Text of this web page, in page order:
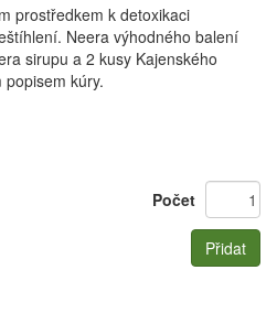
prostředkem k detoxikaci
Neera výhodného balení
sirupu a 2 kusy Kajenského
kúry.
Počet
Přidat